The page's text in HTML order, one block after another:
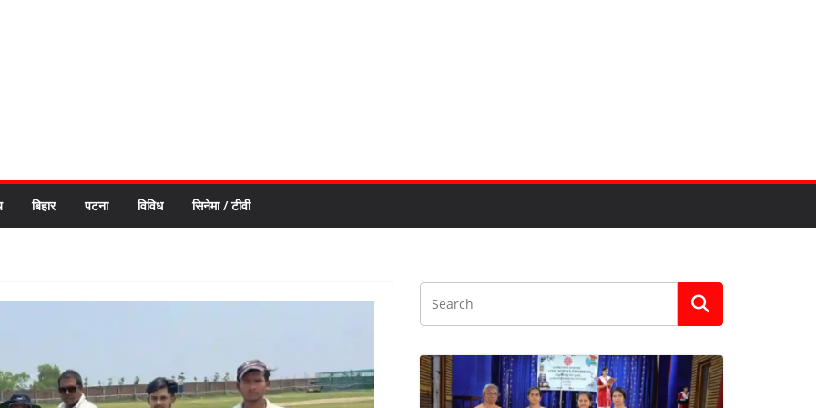
बिहार पटना विविध सिनेमा / टीवी